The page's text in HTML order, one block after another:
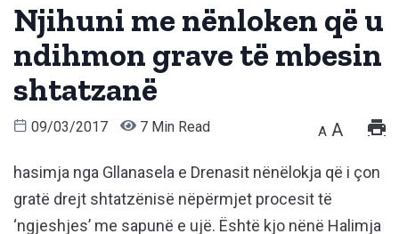
Njihuni me nënloken që u
ndihmon grave të mbesin
shtatzanë
09/03/2017 7 Min Read A A
hasimja nga Gllanasela e Drenasit nënëlokja që i çon
gratë drejt shtatzënisë nëpërmjet procesit të
‘ngjeshjes’ me sapunë e ujë. Është kjo nënë Halimja